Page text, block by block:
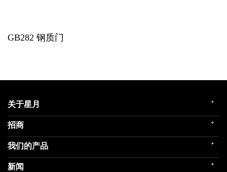
GB282 钢质门
关于星月 +
企业简介
企业文化
荣誉殿堂
招商 +
门店展示
我们的产品 +
民用家装（零售）
新闻 +